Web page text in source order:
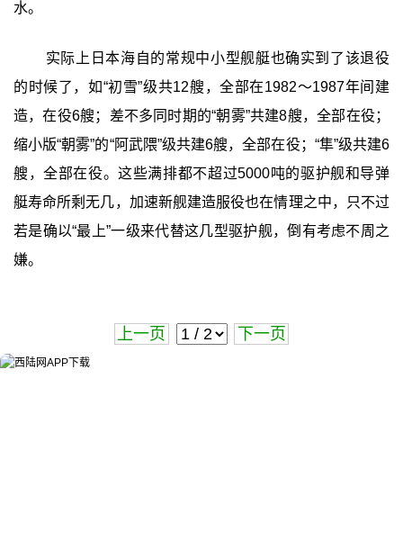
水。
实际上日本海自的常规中小型舰艇也确实到了该退役
的时候了，如“初雪”级共12艘，全部在1982～1987年间建
造，在役6艘；差不多同时期的“朝雾”共建8艘，全部在役；
缩小版“朝雾”的“阿武隈”级共建6艘，全部在役；“隼”级共建6
艘，全部在役。这些满排都不超过5000吨的驱护舰和导弹
艇寿命所剩无几，加速新舰建造服役也在情理之中，只不过
若是确以“最上”一级来代替这几型驱护舰，倒有考虑不周之
嫌。
上一页 下一页